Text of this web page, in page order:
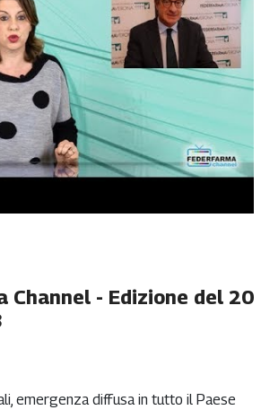
Channel - Edizione del 20
emergenza diffusa in tutto il Paese